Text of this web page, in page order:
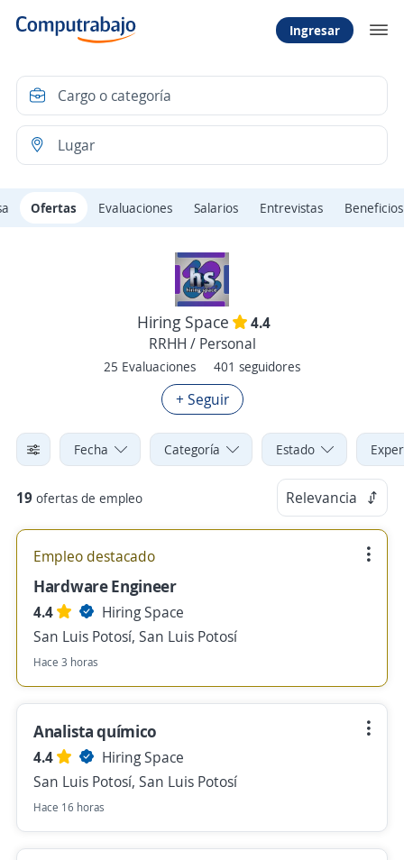
Ingresar
Ofertas Evaluaciones Salarios Entrevistas Beneficios
Hiring Space
4.4
RRHH / Personal
25 Evaluaciones 401 seguidores
+ Seguir
Fecha Categoría Estado
19 ofertas de empleo Relevancia
Empleo destacado
Hardware Engineer
4.4
Hiring Space
San Luis Potosí, San Luis Potosí
Hace 3 horas
Analista químico
4.4
Hiring Space
San Luis Potosí, San Luis Potosí
Hace 16 horas